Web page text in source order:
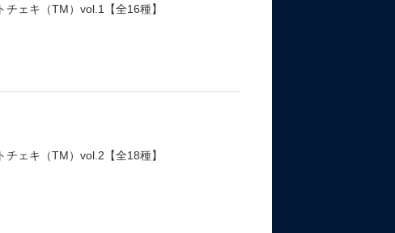
ェキ（TM）vol.1【全16種】
ェキ（TM）vol.2【全18種】